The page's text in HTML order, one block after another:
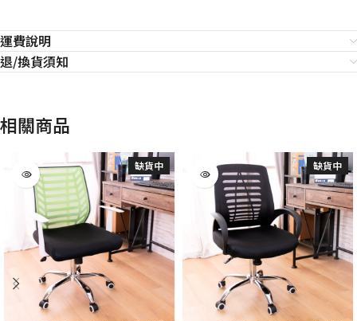
運費說明
退/換貨須知
相關商品
缺貨中 缺貨中